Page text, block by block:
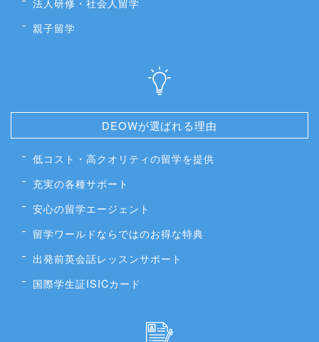
親子留学
DEOWが選ばれる理由
低コスト・高クオリティの留学を提供
充実の各種サポート
安心の留学エージェント
留学ワールドならではのお得な特典
出発前英会話レッスンサポート
国際学生証ISICカード